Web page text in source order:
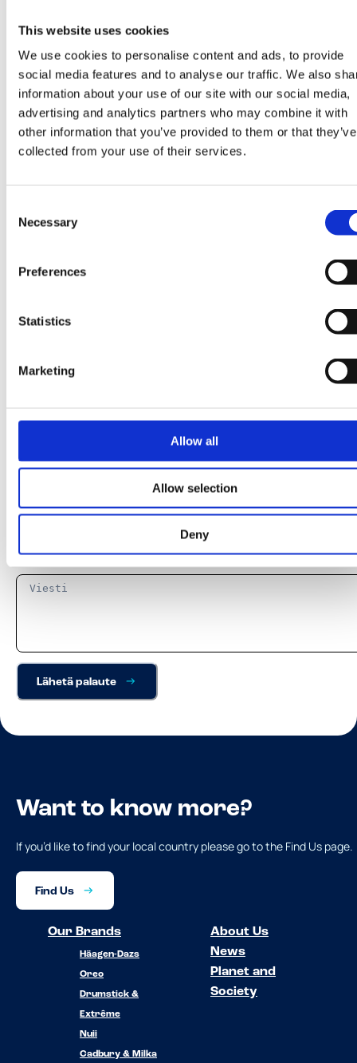
This website uses cookies
We use cookies to personalise content and ads, to provide
social media features and to analyse our traffic. We also
information about your use of our site with our social media,
advertising and analytics partners who may combine it with
other information that you’ve provided to them or that they’ve
collected from your use of their services.
Selection
Necessary
Preferences
Statistics
Marketing
Allow all
Allow selection
Deny
EAN koodi (viivakoodi):
Eränumero:
Valmistuskellonaika:
Liitetiedosto (Max 5MB):
Ei valittua tiedostoa
Viesti:
Lähetä palaute
Want to know more?
If you’d like to find your local country please go to the Find Us page.
Find Us
Our Brands
Häagen-Dazs
Oreo
Drumstick &
Extrême
Nuii
Cadbury & Milka
About Us
News
Planet and
Society